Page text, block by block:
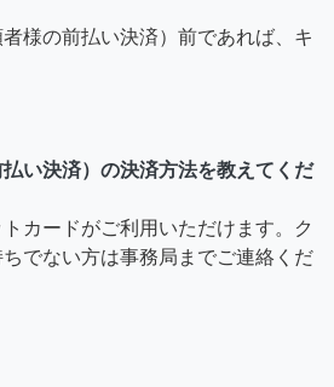
様の前払い決済）前であれば、キ
い決済）の決済方法を教えてくだ
カードがご利用いただけます。ク
でない方は事務局までご連絡くだ